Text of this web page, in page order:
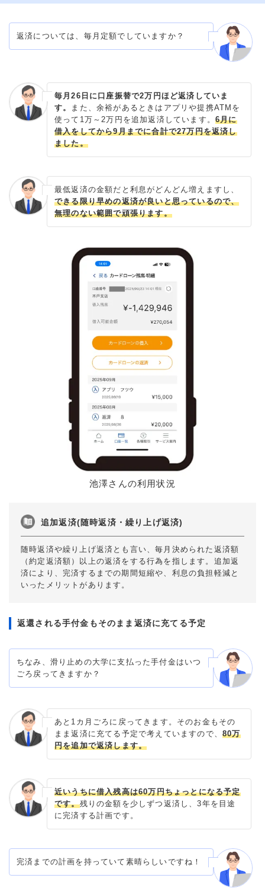
返済については、毎月定額でしていますか？
毎月26日に口座振替で2万円ほど返済していま
す。
また、余裕があるときはアプリや提携ATMを
使って1万～2万円を追加返済しています。 6月に
借入をしてから9月までに合計で27万円を返済し
ました。
最低返済の金額だと利息がどんどん増えますし、
できる限り早めの返済が良いと思っているので、
無理のない範囲で頑張ります。
池澤さんの利用状況
追加返済(随時返済・繰り上げ返済)
随時返済や繰り上げ返済とも言い、毎月決められた返済額
（約定返済額）以上の返済をする行為を指します。追加返
済により、完済するまでの期間短縮や、利息の負担軽減と
いったメリットがあります。
返還される手付金もそのまま返済に充てる予定
ちなみ、滑り止めの大学に支払った手付金はいつ
ごろ戻ってきますか？
あと1カ月ごろに戻ってきます。そのお金もその
まま返済に充てる予定で考えていますので、 80万
円を追加で返済します。
近いうちに借入残高は60万円ちょっとになる予定
です。残りの金額を少しずつ返済し、3年を目途
に完済する計画です。
完済までの計画を持っていて素晴らしいですね！